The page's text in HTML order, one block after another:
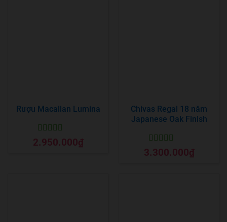
Rượu Macallan Lumina
Được xếp
hạng55 sao
2.950.000₫
Chivas Regal 18 năm
Japanese Oak Finish
Được xếp
hạng55 sao
3.300.000₫